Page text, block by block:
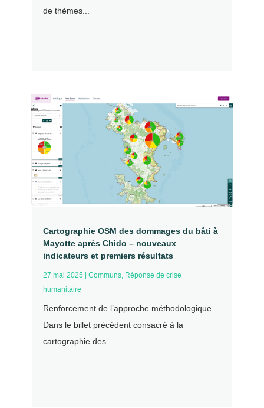
de thèmes...
Cartographie OSM des dommages du bâti à
Mayotte après Chido – nouveaux
indicateurs et premiers résultats
27 mai 2025 Communs, Réponse de crise
humanitaire
Renforcement de l’approche méthodologique
Dans le billet précédent consacré à la
cartographie des...